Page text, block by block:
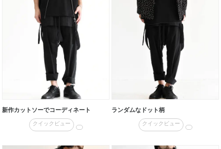
新作カットソーでコーディネート
クイックビュー
ランダムなドット柄
クイックビュー